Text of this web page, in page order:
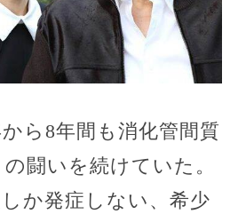
ら8年間も消化管間質
闘いを続けていた。
か発症しない、希少